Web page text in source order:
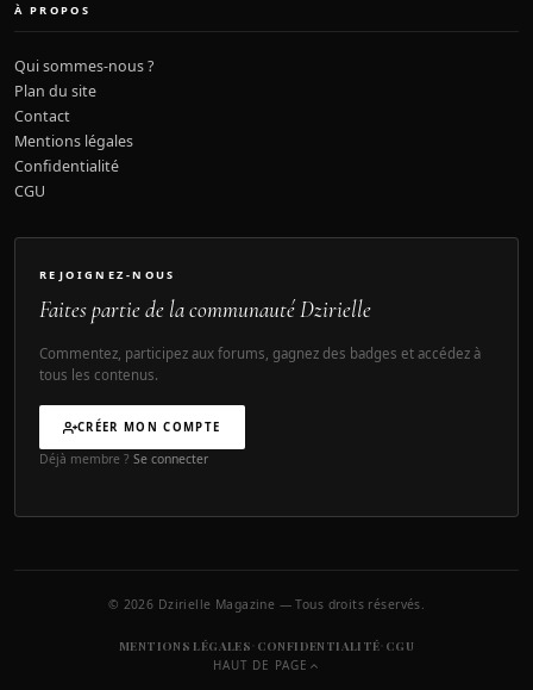
À PROPOS
Qui sommes-nous ?
Plan du site
Contact
Mentions légales
Confidentialité
CGU
REJOIGNEZ-NOUS
Faites partie de la communauté Dzirielle
Commentez, participez aux forums, gagnez des badges et accédez à
tous les contenus.
CRÉER MON COMPTE
Déjà membre ? Se connecter
© 2026 Dzirielle Magazine — Tous droits réservés.
MENTIONS LÉGALES CONFIDENTIALITÉ CGU
HAUT DE PAGE